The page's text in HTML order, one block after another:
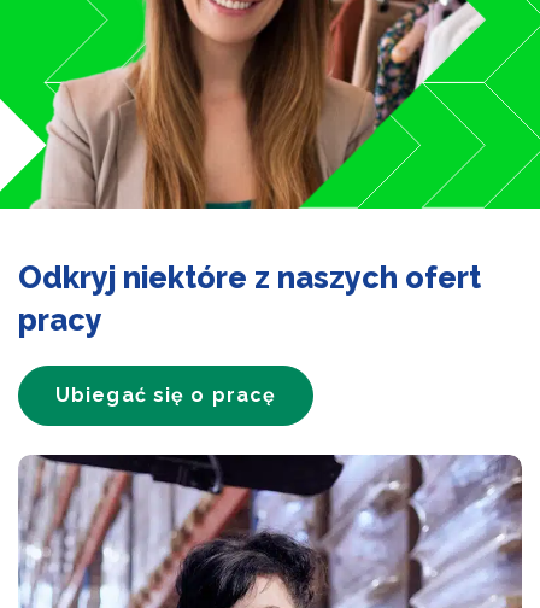
Odkryj niektóre z naszych ofert
pracy
Ubiegać się o pracę